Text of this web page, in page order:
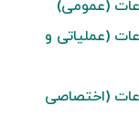
(عمومی)
(عملیاتی و
(اختصاصی